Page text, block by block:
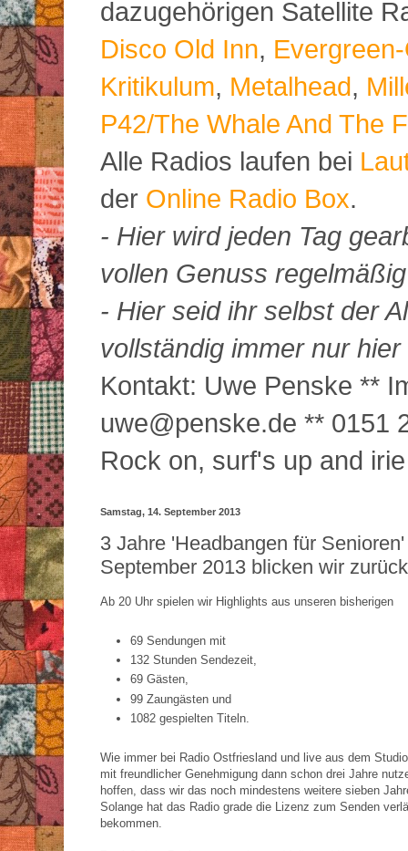
dazugehörigen Satellite
Disco Old Inn,
Kritikulum, Metalhead,
P42/The Whale And The
Alle Radios laufen bei
der Online Radio Box.
- Hier wird jeden Tag
vollen Genuss
- Hier seid ihr selbst der
vollständig immer nur
Kontakt: Uwe Penske **
uwe@penske.de ** 0151
Rock on, surf's up and
Samstag, 14. September 2013
3 Jahre 'Headbangen für
September 2013 blicken wir
Ab 20 Uhr spielen wir Highlights aus unseren bisherigen
69 Sendungen mit
132 Stunden Sendezeit,
69 Gästen,
99 Zaungästen und
1082 gespielten Titeln.
Wie immer bei Radio Ostfriesland und live aus dem
mit freundlicher Genehmigung dann schon drei Jahre
hoffen, dass wir das noch mindestens weitere sieben
Solange hat das Radio grade die Lizenz zum Senden
bekommen.